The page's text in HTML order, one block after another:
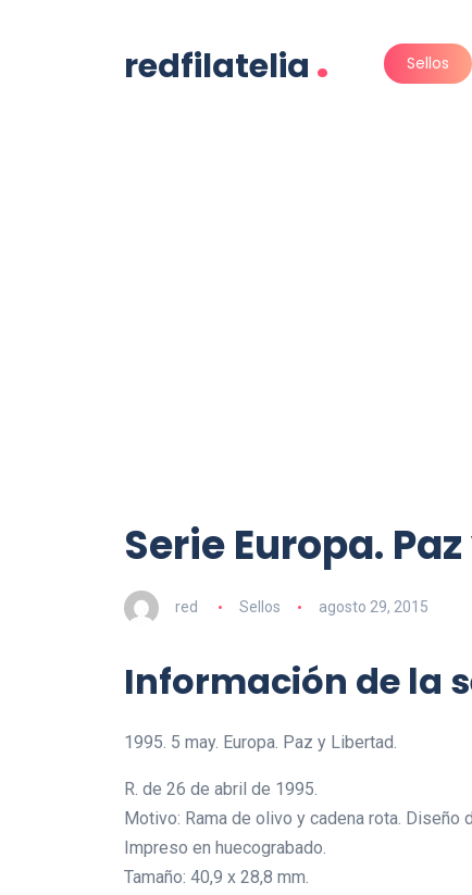
redfilatelia . Sellos
Serie Europa.
red Sellos agosto 29, 2015
Información de la
1995. 5 may. Europa. Paz y Libertad.
R. de 26 de abril de 1995.
Motivo: Rama de olivo y cadena rota. Diseño
Impreso en huecograbado.
Tamaño: 40,9 x 28,8 mm.